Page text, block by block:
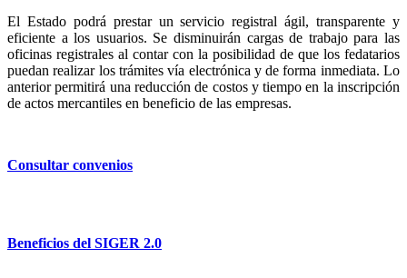
El Estado podrá prestar un servicio registral ágil, transparente y
eficiente a los usuarios. Se disminuirán cargas de trabajo para las
oficinas registrales al contar con la posibilidad de que los fedatarios
puedan realizar los trámites vía electrónica y de forma inmediata. Lo
anterior permitirá una reducción de costos y tiempo en la inscripción
de actos mercantiles en beneficio de las empresas.
Consultar convenios
Beneficios del SIGER 2.0